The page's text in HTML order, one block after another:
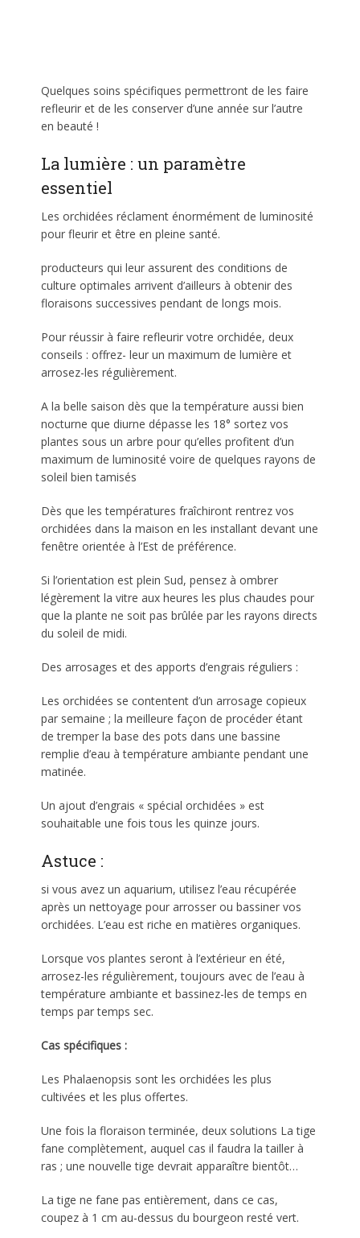
Quelques soins spécifiques permettront de les faire
refleurir et de les conserver d’une année sur l’autre
en beauté !
La lumière : un paramètre
essentiel
Les orchidées réclament énormément de luminosité
pour fleurir et être en pleine santé.
producteurs qui leur assurent des conditions de
culture optimales arrivent d’ailleurs à obtenir des
floraisons successives pendant de longs mois.
Pour réussir à faire refleurir votre orchidée, deux
conseils : offrez- leur un maximum de lumière et
arrosez-les régulièrement.
A la belle saison dès que la température aussi bien
nocturne que diurne dépasse les 18° sortez vos
plantes sous un arbre pour qu’elles profitent d’un
maximum de luminosité voire de quelques rayons de
soleil bien tamisés
Dès que les températures fraîchiront rentrez vos
orchidées dans la maison en les installant devant une
fenêtre orientée à l’Est de préférence.
Si l’orientation est plein Sud, pensez à ombrer
légèrement la vitre aux heures les plus chaudes pour
que la plante ne soit pas brûlée par les rayons directs
du soleil de midi.
Des arrosages et des apports d’engrais réguliers :
Les orchidées se contentent d’un arrosage copieux
par semaine ; la meilleure façon de procéder étant
de tremper la base des pots dans une bassine
remplie d’eau à température ambiante pendant une
matinée.
Un ajout d’engrais « spécial orchidées » est
souhaitable une fois tous les quinze jours.
Astuce :
si vous avez un aquarium, utilisez l’eau récupérée
après un nettoyage pour arrosser ou bassiner vos
orchidées. L’eau est riche en matières organiques.
Lorsque vos plantes seront à l’extérieur en été,
arrosez-les régulièrement, toujours avec de l’eau à
température ambiante et bassinez-les de temps en
temps par temps sec.
Cas spécifiques :
Les Phalaenopsis sont les orchidées les plus
cultivées et les plus offertes.
Une fois la floraison terminée, deux solutions La tige
fane complètement, auquel cas il faudra la tailler à
ras ; une nouvelle tige devrait apparaître bientôt…
La tige ne fane pas entièrement, dans ce cas,
coupez à 1 cm au-dessus du bourgeon resté vert.